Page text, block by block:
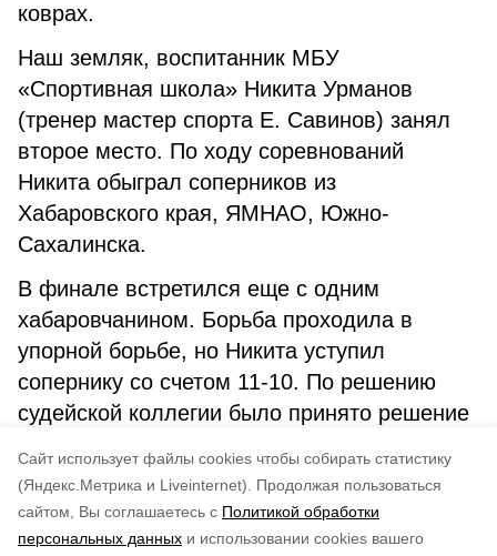
Cайт использует файлы cookies чтобы собирать статистику
(Яндекс.Метрика и Liveinternet).
Продолжая пользоваться
сайтом, Вы соглашаетесь с Политикой обработки
персональных данных и использовании cookies вашего
коврах.
Наш земляк, воспитанник МБУ
«Спортивная школа» Никита Урманов
(тренер мастер спорта Е. Савинов) занял
второе место. По ходу соревнований
Никита обыграл соперников из
Хабаровского края, ЯМНАО, Южно-
Сахалинска.
В финале встретился еще с одним
хабаровчанином. Борьба проходила в
упорной борьбе, но Никита уступил
сопернику со счетом 11-10. По решению
судейской коллегии было принято решение
волю к победе».
по оценке